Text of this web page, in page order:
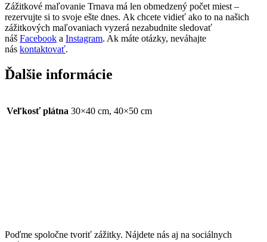
Zážitkové maľovanie Trnava má len obmedzený počet miest –
rezervujte si to svoje ešte dnes. Ak chcete vidieť ako to na našich
zážitkových maľovaniach vyzerá nezabudnite sledovať
náš Facebook a Instagram. Ak máte otázky, neváhajte
nás kontaktovať.
Ďalšie informácie
Veľkosť plátna 30×40 cm, 40×50 cm
Poďme spoločne tvoriť zážitky. Nájdete nás aj na sociálnych